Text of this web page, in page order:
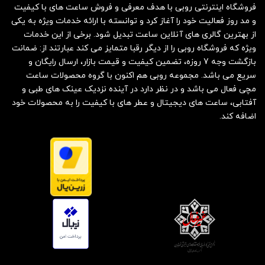
فروشگاه اینترنتی روبی با هدف معرفی و فروش ساعت های با کیفیت
و مد روز فعالیت خود را آغاز کرد و توانسته با ارائه خدمات ویژه به یکی
از بهترین گالری های آنلاین ساعت تبدیل شود. برخی از این خدمات
ویژه که فروشگاه روبی را از دیگر رقبا متمایز می کند عبارتند از: ضمانت
بازگشت وجه 7 روزه، تضمین کیفیت و قیمت بازار، ارسال رایگان و
سریع می باشد. مجموعه روبی هم اکنون با گروه محصولات ساعت
مچی فعال می باشد و در نظر دارد در آینده نزدیک عینک های طبی و
آفتابی، ساعت های دیجیتال و عطر های با کیفیت را به محصولات خود
اضافه کند.